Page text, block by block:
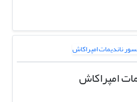
امپراکاش